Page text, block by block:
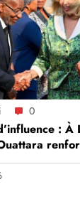
0
: À
de la